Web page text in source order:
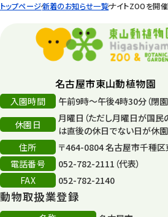
トップページ新着のお知らせ一覧ナイトZOOを開
名古屋市東山動植物園
入園時間
午前9時～午後4時30分（閉
休園日
月曜日（ただし月曜日が国
は直後の休日でない日が休
住所
〒464-0804 名古屋市千種
電話番号
052-782-2111（代表）
FAX
052-782-2140
動物取扱業登録